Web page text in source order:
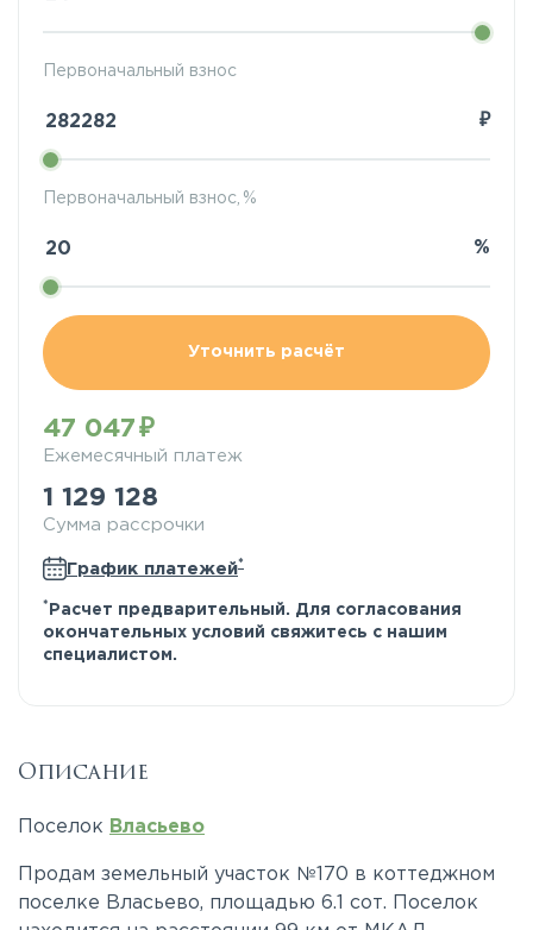
Первоначальный взнос
₽
Первоначальный взнос, %
%
Уточнить расчёт
47 047
Ежемесячный платеж
1 129 128
Сумма рассрочки
График платежей*
* Расчет предварительный. Для согласования
окончательных условий свяжитесь с нашим
специалистом.
Описание
Поселок Власьево
Продам земельный участок №170 в коттеджном
поселке Власьево, площадью 6.1 сот. Поселок